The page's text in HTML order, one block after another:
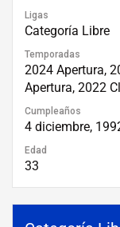
Ligas
Categoría Libre
Temporadas
2024 Apertura,
Apertura, 2022
Cumpleaños
4 diciembre,
Edad
33